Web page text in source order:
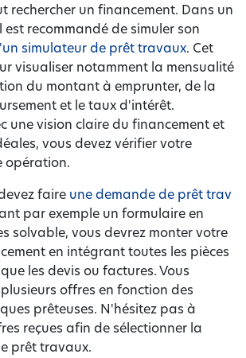
rechercher un financement. Dans un
est recommandé de simuler son
simulateur de prêt travaux. Cet
visualiser notamment la mensualité
du montant à emprunter, de la
et le taux d'intérêt.
une vision claire du financement et
vous devez vérifier votre
opération.
faire une demande de prêt trav
par exemple un formulaire en
solvable, vous devrez monter votre
en intégrant toutes les pièces
les devis ou factures. Vous
offres en fonction des
prêteuses. N'hésitez pas à
reçues afin de sélectionner la
prêt travaux.